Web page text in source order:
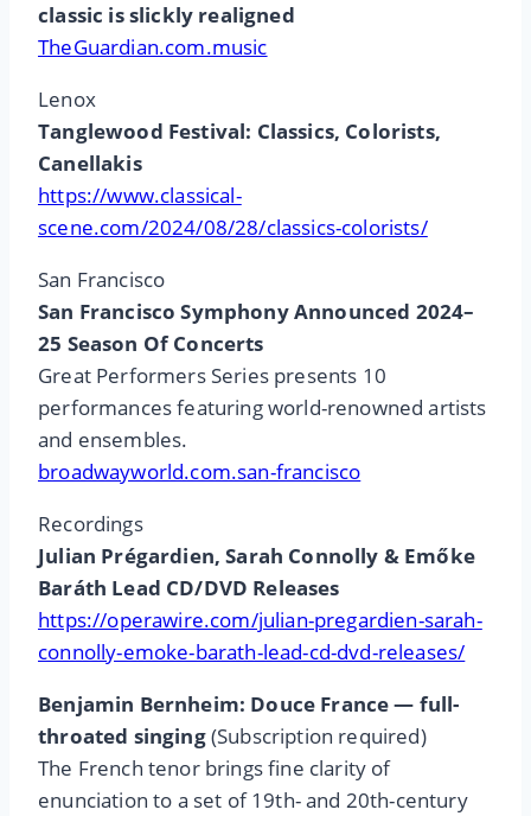
classic is slickly realigned
TheGuardian.com.music
Lenox
Tanglewood Festival: Classics, Colorists,
Canellakis
https://www.classical-
scene.com/2024/08/28/classics-colorists/
San Francisco
San Francisco Symphony Announced 2024–
25 Season Of Concerts
Great Performers Series presents 10
performances featuring world-renowned artists
and ensembles.
broadwayworld.com.san-francisco
Recordings
Julian Prégardien, Sarah Connolly & Emőke
Baráth Lead CD/DVD Releases
https://operawire.com/julian-pregardien-sarah-
connolly-emoke-barath-lead-cd-dvd-releases/
Benjamin Bernheim: Douce France — full-
throated singing(Subscription required)
The French tenor brings fine clarity of
enunciation to a set of 19th- and 20th-century